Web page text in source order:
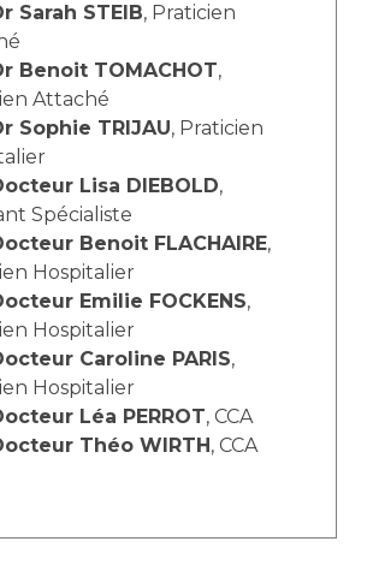
Nord
au Laboratoire de Biologie
médicale
Pathologiques
au Laboratoire d'Infectiologie
Maladies Rares
Maladies Rares
de presse
Sarah STEIB, Praticien
Benoit TOMACHOT,
Attaché
Sophie TRIJAU, Praticien
Lisa DIEBOLD,
Spécialiste
Benoit FLACHAIRE,
Hospitalier
Emilie FOCKENS,
Hospitalier
Caroline PARIS,
Hospitalier
Léa PERROT, CCA
Théo WIRTH, CCA